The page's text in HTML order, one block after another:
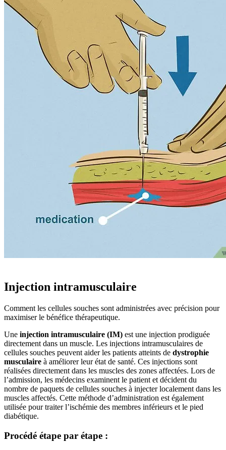
Injection intramusculaire
Comment les cellules souches sont administrées avec précision pour
maximiser le bénéfice thérapeutique.
Une injection intramusculaire (IM) est une injection prodiguée
directement dans un muscle. Les injections intramusculaires de
cellules souches peuvent aider les patients atteints de dystrophie
musculaire à améliorer leur état de santé. Ces injections sont
réalisées directement dans les muscles des zones affectées. Lors de
l’admission, les médecins examinent le patient et décident du
nombre de paquets de cellules souches à injecter localement dans les
muscles affectés. Cette méthode d’administration est également
utilisée pour traiter l’ischémie des membres inférieurs et le pied
diabétique.
Procédé étape par étape :